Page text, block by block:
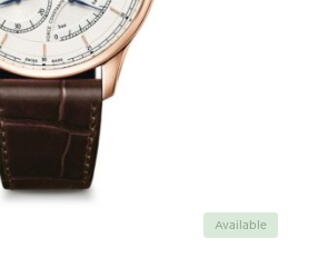
Available